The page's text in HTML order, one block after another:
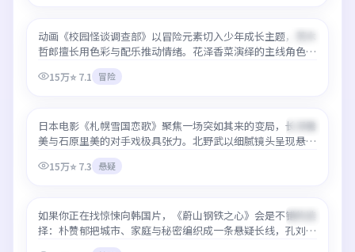
热门
动画《校园怪谈调查部》以冒险元素切入少年成长主题，荒木
哲郎擅长用色彩与配乐推动情绪。花泽香菜演绎的主线角色令
度快。
15万⭐7.1 冒险
热门
日本电影《札幌雪国恋歌》聚焦一场突如其来的变局，长泽雅
美与石原里美的对手戏极具张力。北野武以细腻镜头呈现悬疑
无需等待更新。
15万⭐7.3 悬疑
热门
如果你正在找惊悚向韩国片，《蔚山钢铁之心》会是不错的选
择：朴赞郁把城市、家庭与秘密编织成一条悬疑长线，孔刘、